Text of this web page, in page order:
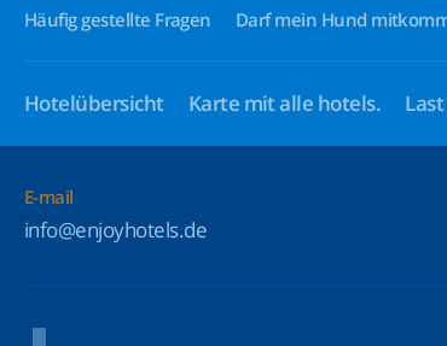
Häufig gestellte Fragen Darf mein Hund
Hotelübersicht Karte mit alle hotels.
E-mail
info@enjoyhotels.de